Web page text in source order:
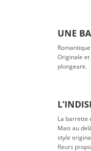
UNE
Originale
plongeant.
La barrette
Mais au
style
fleurs